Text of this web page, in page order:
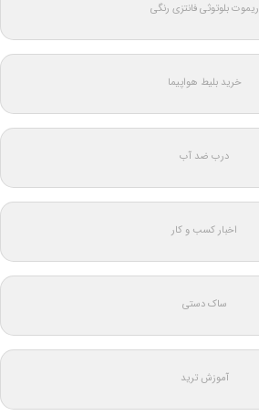
ریموت بلوتوثی فانتزی رنگی
خرید بلیط هواپیما
درب ضد آب
اخبار کسب و کار
ساک دستی
آموزش ترید